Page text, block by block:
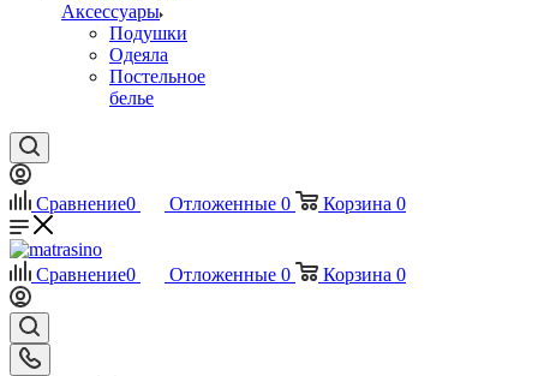
Аксессуары
Подушки
Одеяла
Постельное
белье
Сравнение0 Отложенные 0 Корзина 0
Сравнение0 Отложенные 0 Корзина 0